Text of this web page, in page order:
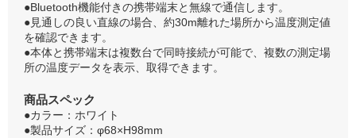
●Bluetooth機能付きの携帯端末と無線で通信します。
●見通しの良い直線の場合、約30m離れた場所から温度測定値
を確認できます。
●本体と携帯端末は複数台で同時接続が可能で、複数の測定場
所の温度データを表示、取得できます。
商品スペック
●カラー：ホワイト
●製品サイズ：φ68×H98mm